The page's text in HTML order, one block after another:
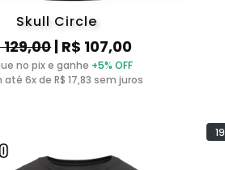
Skull Circle
129,00| R$ 107,00
no pix e ganhe +5% OFF
até 6x de R$ 17,83 sem juros